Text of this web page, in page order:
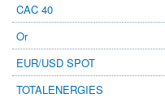
CAC 40
Or
EUR/USD SPOT
TOTALENERGIES